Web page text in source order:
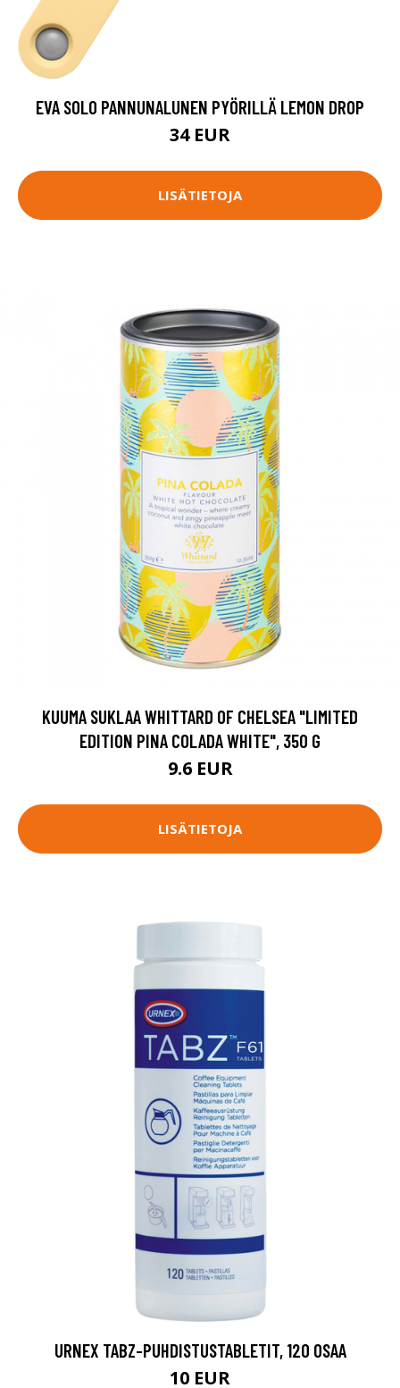
EVA SOLO PANNUNALUNEN PYÖRILLÄ LEMON DROP
34 EUR
LISÄTIETOJA
KUUMA SUKLAA WHITTARD OF CHELSEA "LIMITED
EDITION PINA COLADA WHITE", 350 G
9.6 EUR
LISÄTIETOJA
URNEX TABZ-PUHDISTUSTABLETIT, 120 OSAA
10 EUR